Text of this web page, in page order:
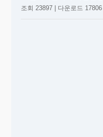
조회 23897 | 다운로드 17806